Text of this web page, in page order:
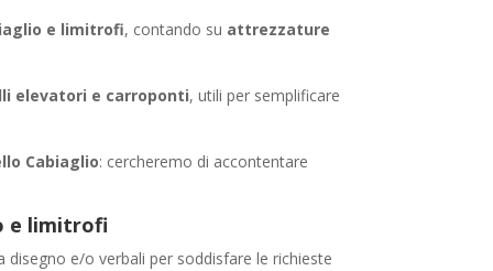
e limitrofi, contando su attrezzature
elevatori e carroponti, utili per semplificare
Cabiaglio: cercheremo di accontentare
e limitrofi
disegno e/o verbali per soddisfare le richieste